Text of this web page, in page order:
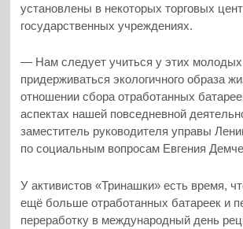
установлены в некоторых торговых
государственных учреждениях.
— Нам следует учиться у этих молодых
придерживаться экологичного образа
отношении сбора отработанных
аспектах нашей повседневной
заместитель руководителя управы
по социальным вопросам Евгения
У активистов «Тринашки» есть время,
ещё больше отработанных батареек и
переработку в международный день